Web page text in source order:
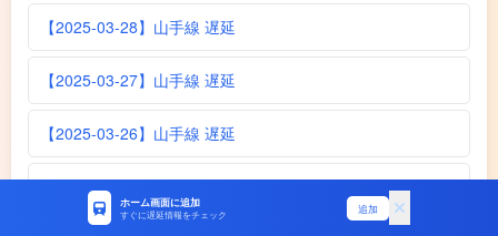
【2025-03-28】山手線 遅延
【2025-03-27】山手線 遅延
【2025-03-26】山手線 遅延
【2025-03-24】山手線 遅延
ホーム画面に追加
すぐに遅延情報をチェック 追加